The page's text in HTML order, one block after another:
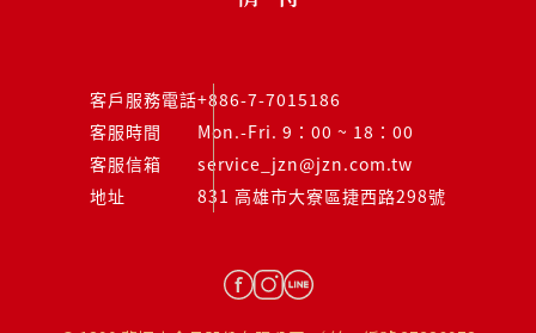
客戶服務電話+886-7-7015186
客服時間
Mon.-Fri. 9：00 ~ 18：00
客服信箱
service_jzn@jzn.com.tw
地址
831 高雄市大寮區捷西路298號